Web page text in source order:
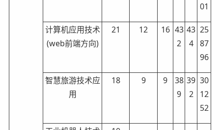
01
计算机应用技术
(web前端方向)
21 12 16 43
2
43
4
25
87
96
智慧旅游技术应
用
18 9 9
38
9
39
2
30
12
52